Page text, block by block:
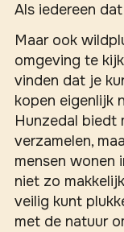
Als iedereen
Maar ook
omgeving te
vinden dat je
kopen eigenlijk
Hunzedal biedt
verzamelen,
mensen wonen
niet zo
veilig kunt
met de natuur